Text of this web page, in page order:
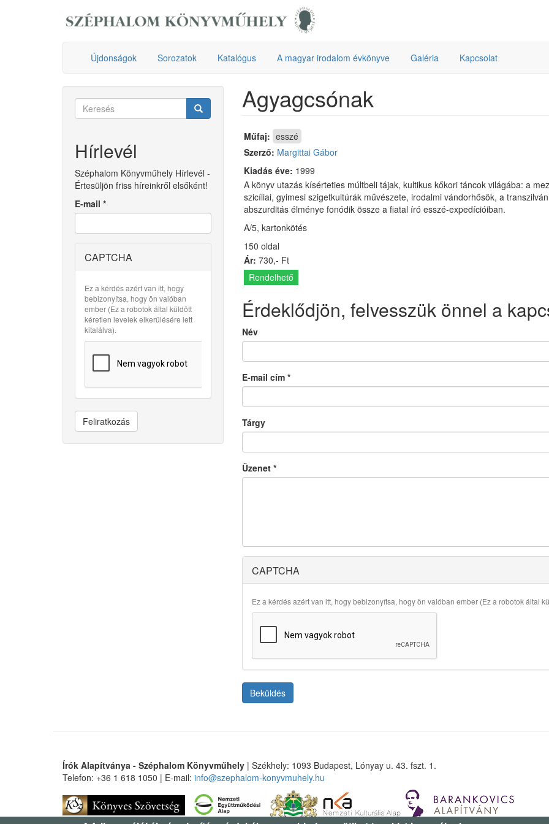
Újdonságok Sorozatok Katalógus A magyar irodalom évkönyve Galéria Kapcsolat
Keresés
Hírlevél
Széphalom Könyvműhely Hírlevél -
Értesüljön friss híreinkről elsőként!
E-mail *
CAPTCHA
Ez a kérdés azért van itt, hogy
bebizonyítsa, hogy ön valóban
ember (Ez a robotok által küldött
kéretlen levelek elkerülésére lett
kitalálva).
Feliratkozás
Agyagcsónak
Műfaj: esszé
Szerző: Margittai Gábor
Kiadás éve: 1999
A könyv utazás kísérteties múltbeli tájak, kultikus kőkori táncok világába: a
szicíliai, gyimesi szigetkultúrák művészete, irodalmi vándorhősök, a
abszurditás élménye fonódik össze a fiatal író esszé-expedícióiban.
A/5, kartonkötés
150 oldal
Ár: 730,- Ft
Rendelhető
Érdeklődjön, felvesszük önnel a
Név
E-mail cím *
Tárgy
Üzenet *
CAPTCHA
Ez a kérdés azért van itt, hogy bebizonyítsa, hogy ön valóban ember (Ez a robotok által
Beküldés
Írók Alapítványa - Széphalom Könyvműhely | Székhely: 1093 Budapest, Lónyay u. 43. fszt. 1.
Telefon: +36 1 618 1050 | E-mail: info@szephalom-konyvmuhely.hu